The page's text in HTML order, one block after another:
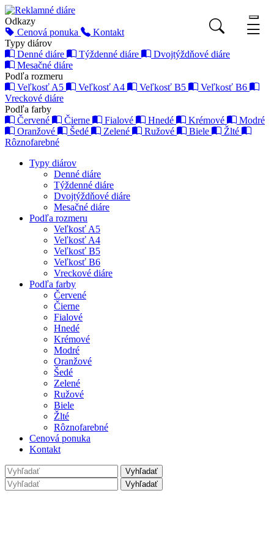
Odkazy
Cenová ponuka
Kontakt
Typy diárov
Denné diáre
Týždenné diáre
Dvojtýždňové diáre
Mesačné diáre
Podľa rozmeru
Veľkosť A5
Veľkosť A4 Veľkosť B5
Veľkosť B6
Vreckové diáre
Podľa farby
Červené
Čierne Fialové Hnedé Krémové
Modré
Oranžové
Šedé Zelené Ružové Biele
Žlté
Rôznofarebné
Typy diárov
Denné diáre
Týždenné diáre
Dvojtýždňové diáre
Mesačné diáre
Podľa rozmeru
Veľkosť A5
Veľkosť A4
Veľkosť B5
Veľkosť B6
Vreckové diáre
Podľa farby
Červené
Čierne
Fialové
Hnedé
Krémové
Modré
Oranžové
Šedé
Zelené
Ružové
Biele
Žlté
Rôznofarebné
Cenová ponuka
Kontakt